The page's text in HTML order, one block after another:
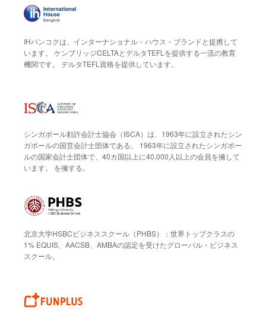
IHバンコクは、インターナショナル・ハウス・ブランドと提携して
います。 ケンブリッジCELTAとデルタTEFLを提供する一流の教育
機関です。 デルタTEFL資格を提供しています。
シンガポール勅許会計士協会（ISCA）は、1963年に設立されたシン
ガポールの国営会計士団体である。 1963年に設立されたシンガポー
ルの国家会計士団体で、40カ国以上に40,000人以上の会員を擁して
います。 を擁する。
北京大学HSBCビジネススクール（PHBS）：世界トップクラスの
1% EQUIS、AACSB、AMBAの認定を受けたグローバル・ビジネス
スクール。